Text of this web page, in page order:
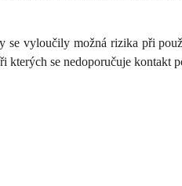
se vyloučily možná rizika při
kterých se nedoporučuje kontakt